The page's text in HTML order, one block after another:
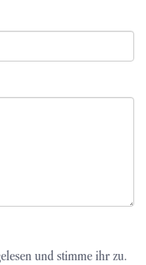
und stimme ihr zu.